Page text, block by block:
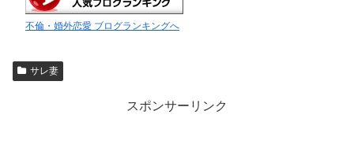
不倫・婚外恋愛 ブログランキングへ
サレ妻
スポンサーリンク